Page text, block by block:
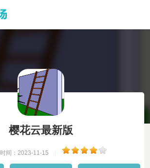
樱花云最新版
时间：2023-11-15